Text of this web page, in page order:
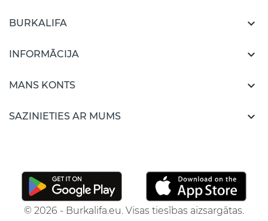
BURKALIFA 
INFORMĀCIJA 
MANS KONTS 
SAZINIETIES AR MUMS 
© 2026 - Burkalifa.eu. Visas tiesības aizsargātas.